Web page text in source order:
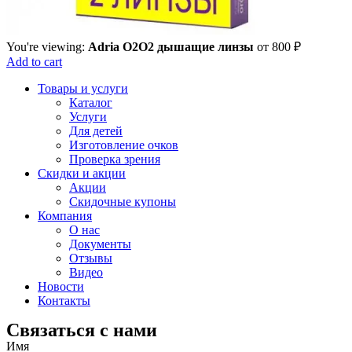
You're viewing: Adria O2O2 дышащие линзы от 800 ₽
Add to cart
Товары и услуги
Каталог
Услуги
Для детей
Изготовление очков
Проверка зрения
Скидки и акции
Акции
Скидочные купоны
Компания
О нас
Документы
Отзывы
Видео
Новости
Контакты
Связаться с нами
Имя